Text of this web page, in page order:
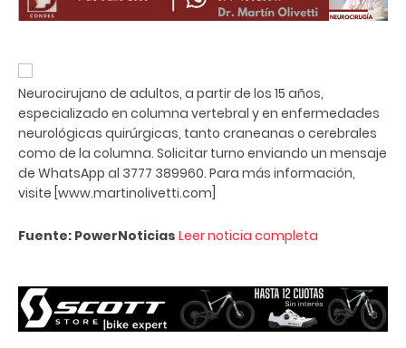
Neurocirujano de adultos, a partir de los 15 años,
especializado en columna vertebral y en enfermedades
neurológicas quirúrgicas, tanto craneanas o cerebrales
como de la columna. Solicitar turno enviando un mensaje
de WhatsApp al 3777 389960. Para más información,
visite [www.martinolivetti.com]
Fuente: PowerNoticias Leer noticia completa